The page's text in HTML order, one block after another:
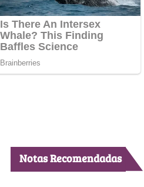
Notas Recomendadas